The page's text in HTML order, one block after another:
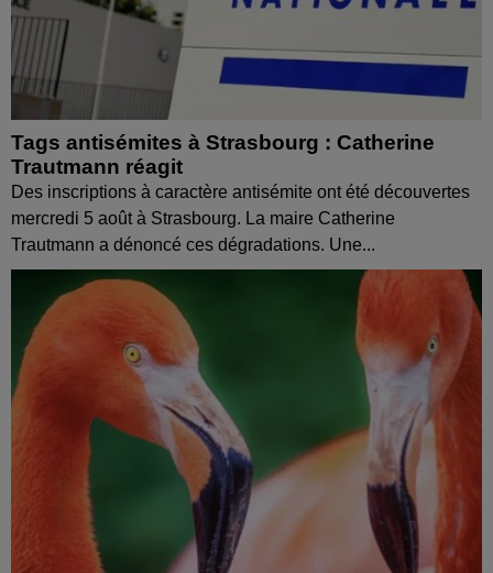
Tags antisémites à Strasbourg : Catherine
Trautmann réagit
Des inscriptions à caractère antisémite ont été découvertes
mercredi 5 août à Strasbourg. La maire Catherine
Trautmann a dénoncé ces dégradations. Une...